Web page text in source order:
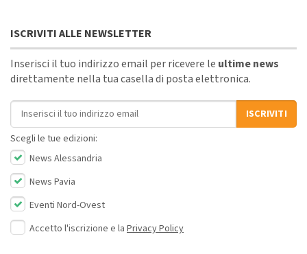
ISCRIVITI ALLE NEWSLETTER
Inserisci il tuo indirizzo email per ricevere le ultime news
direttamente nella tua casella di posta elettronica.
Indirizzo email
ISCRIVITI
Scegli le tue edizioni:
News Alessandria
News Pavia
Eventi Nord-Ovest
Accetto l'iscrizione e la Privacy Policy